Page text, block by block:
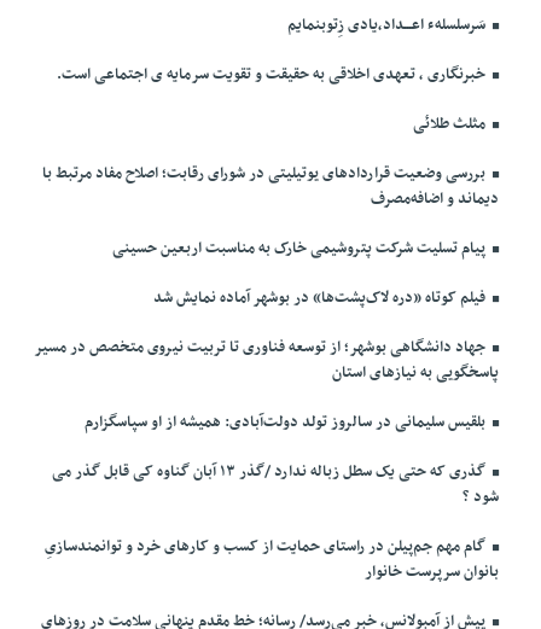
سَرسلسلهء اعـــداد،یادی زِتوبنمایم
خبرنگاری ، تعهدی اخلاقی به حقیقت و تقویت سرمایه ی اجتماعی است.
مثلث طلائی
بررسی وضعیت قراردادهای یوتیلیتی در شورای رقابت؛ اصلاح مفاد مرتبط با
دیماند و اضافه‌مصرف
پیام تسلیت شرکت پتروشیمی خارک به مناسبت اربعین حسینی
فیلم کوتاه «دره لاک‌پشت‌ها» در بوشهر آماده نمایش شد
جهاد دانشگاهی بوشهر؛ از توسعه فناوری تا تربیت نیروی متخصص در مسیر
پاسخگویی به نیازهای استان
بلقیس سلیمانی در سالروز تولد دولت‌آبادی: همیشه از او سپاسگزارم
گذری که حتی یک سطل زباله ندارد /گذر ۱۳ آبان گناوه کی قابل گذر می
شود ؟
گام مهم جم‌پیلن در راستای حمایت از کسب و کارهای خرد و توانمندسازیِ
بانوان سرپرست خانوار
پیش از آمبولانس، خبر می‌رسد/ رسانه؛ خط مقدم پنهانی سلامت در روزهای